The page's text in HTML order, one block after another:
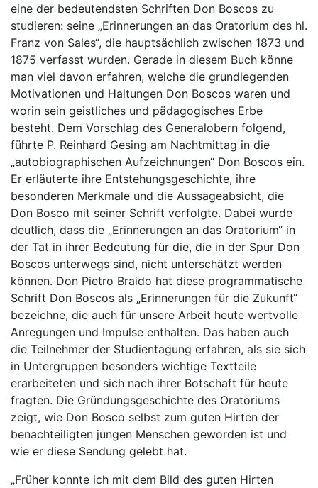
eine der bedeutendsten Schriften Don Boscos zu
studieren: seine „Erinnerungen an das Oratorium des hl.
Franz von Sales“, die hauptsächlich zwischen 1873 und
1875 verfasst wurden. Gerade in diesem Buch könne
man viel davon erfahren, welche die grundlegenden
Motivationen und Haltungen Don Boscos waren und
worin sein geistliches und pädagogisches Erbe
besteht. Dem Vorschlag des Generalobern folgend,
führte P. Reinhard Gesing am Nachtmittag in die
„autobiographischen Aufzeichnungen“ Don Boscos ein.
Er erläuterte ihre Entstehungsgeschichte, ihre
besonderen Merkmale und die Aussageabsicht, die
Don Bosco mit seiner Schrift verfolgte. Dabei wurde
deutlich, dass die „Erinnerungen an das Oratorium“ in
der Tat in ihrer Bedeutung für die, die in der Spur Don
Boscos unterwegs sind, nicht unterschätzt werden
können. Don Pietro Braido hat diese programmatische
Schrift Don Boscos als „Erinnerungen für die Zukunft“
bezeichne, die auch für unsere Arbeit heute wertvolle
Anregungen und Impulse enthalten. Das haben auch
die Teilnehmer der Studientagung erfahren, als sie sich
in Untergruppen besonders wichtige Textteile
erarbeiteten und sich nach ihrer Botschaft für heute
fragten. Die Gründungsgeschichte des Oratoriums
zeigt, wie Don Bosco selbst zum guten Hirten der
benachteiligten jungen Menschen geworden ist und
wie er diese Sendung gelebt hat.
„Früher konnte ich mit dem Bild des guten Hirten